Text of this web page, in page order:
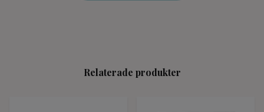
Relaterade produkter